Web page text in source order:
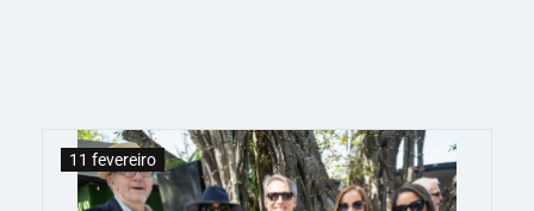
centro da crise. Ali surgiram registros de viagens,
eventos patrocinados com ministros do STF
11 fevereiro